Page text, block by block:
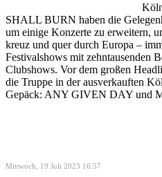
SHALL BURN haben die
um einige Konzerte zu erweitern,
kreuz und quer durch Europa –
Festivalshows mit zehntausenden
Clubshows. Vor dem großen
die Truppe in der ausverkauften
Gepäck: ANY GIVEN DAY und
Mittwoch, 19 Juli 2023 16:57